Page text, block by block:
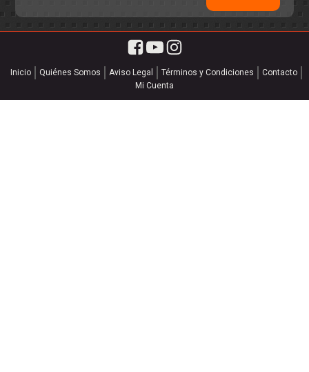
Inicio Quiénes Somos Aviso Legal Términos y Condiciones
Contacto
Mi Cuenta